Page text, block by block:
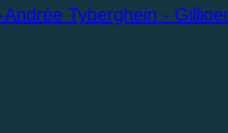
Andrée Tyberghein -